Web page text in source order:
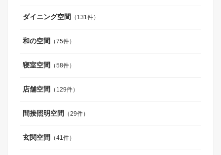
ダイニング空間 （131件）
和の空間 （75件）
寝室空間 （58件）
店舗空間 （129件）
間接照明空間 （29件）
玄関空間 （41件）